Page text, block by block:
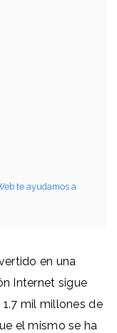
te ayudamos a
en una
Internet sigue
mil millones de
el mismo se ha